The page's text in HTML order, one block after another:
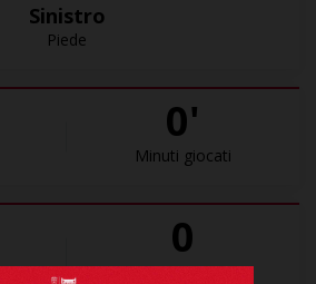
Sinistro
Piede
0'
Minuti giocati
0
Assist